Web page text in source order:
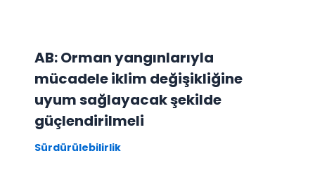
AB: Orman yangınlarıyla
mücadele iklim değişikliğine
uyum sağlayacak şekilde
güçlendirilmeli
Sürdürülebilirlik